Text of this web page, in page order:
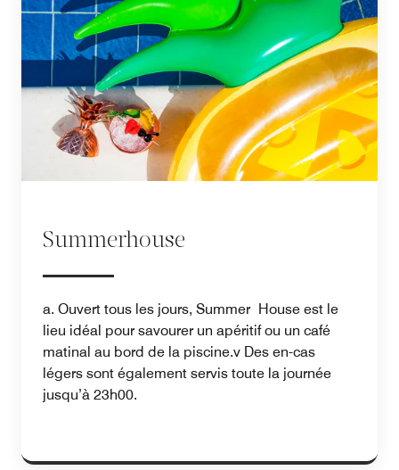
Summerhouse
a. Ouvert tous les jours, Summer House est le
lieu idéal pour savourer un apéritif ou un café
matinal au bord de la piscine.v Des en-cas
légers sont également servis toute la journée
jusqu’à 23h00.